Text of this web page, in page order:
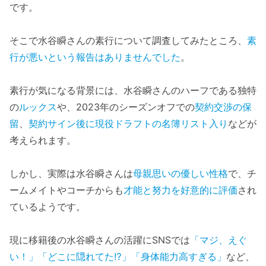
です。
そこで水谷瞬さんの素行について調査してみたところ、 素
行が悪いという報告はありませんでした 。
素行が気になる背景には、水谷瞬さんのハーフである独特
のルックスや、2023年のシーズンオフでの契約交渉の保
留
契約サイン後に現役ドラフトの名簿リスト入り などが
考えられます。
しかし、実際は水谷瞬さんは母親思いの優しい性格で、チ
ームメイトやコーチからも才能と努力を好意的に評価され
ているようです。
現に移籍後の水谷瞬さんの活躍にSNSでは 「マジ、えぐ
い！」「どこに隠れてた⁉」「身体能力高すぎる」 など、